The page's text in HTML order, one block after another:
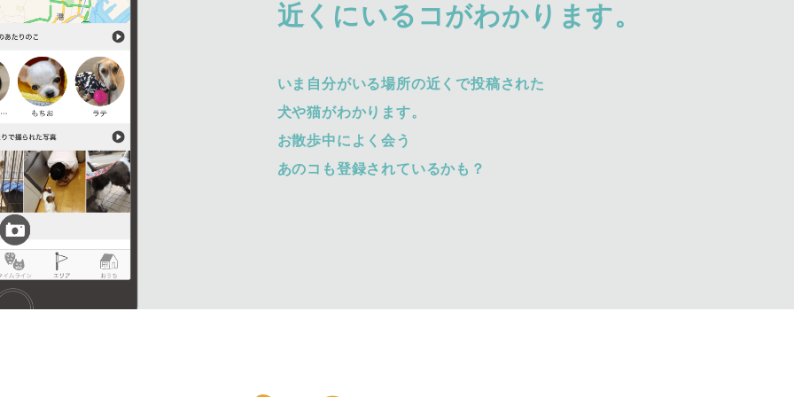
近くにいるコがわかります。
いま自分がいる場所の近くで投稿された
犬や猫がわかります。
お散歩中によく会う
あのコも登録されているかも？